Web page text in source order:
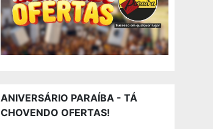
ANIVERSÁRIO PARAÍBA - TÁ
CHOVENDO OFERTAS!